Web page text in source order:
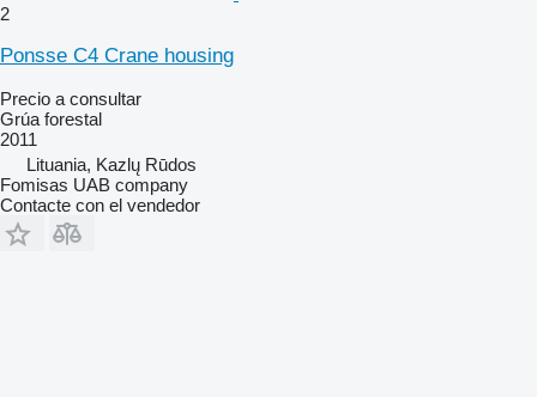
2
Ponsse C4 Crane housing
Precio a consultar
Grúa forestal
2011
Lituania, Kazlų Rūdos
Fomisas UAB company
Contacte con el vendedor